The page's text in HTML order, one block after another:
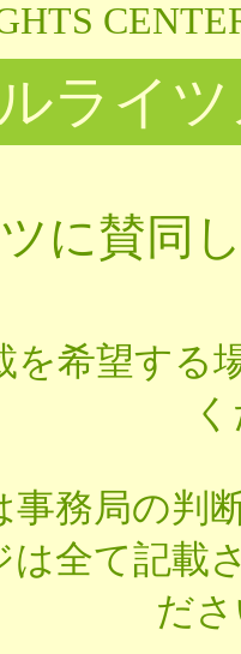
ライ
に賛同
を希望する
事務局の判
は全て記載
だ